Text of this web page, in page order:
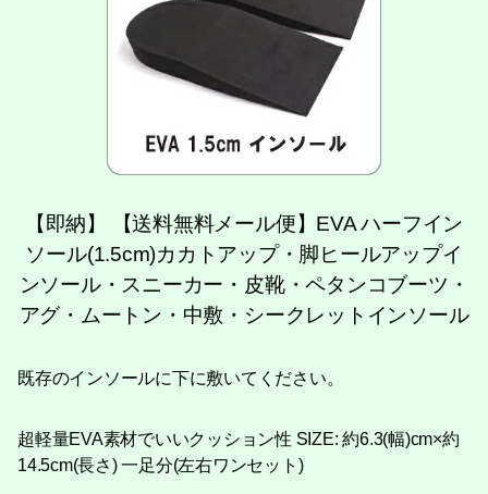
【即納】 【送料無料メール便】EVA ハーフイン
ソール(1.5cm)カカトアップ・脚ヒールアップイ
ンソール・スニーカー・皮靴・ペタンコブーツ・
アグ・ムートン・中敷・シークレットインソール
既存のインソールに下に敷いてください。
超軽量EVA素材でいいクッション性 SIZE: 約6.3(幅)cm×約
14.5cm(長さ) 一足分(左右ワンセット)